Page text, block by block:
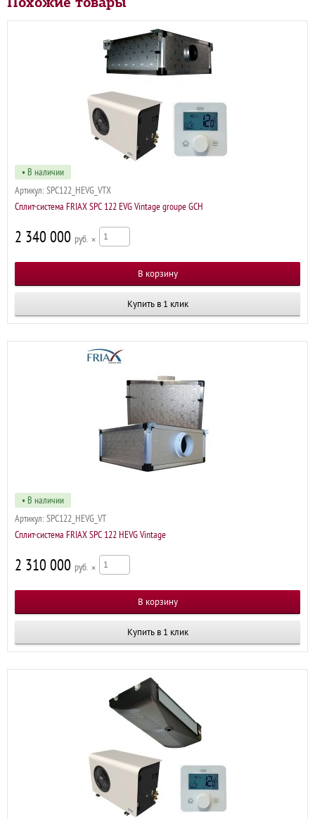
• В наличии
Артикул: SPC122_HEVG_VTX
Сплит-система FRIAX SPC 122 EVG Vintage groupe GCH
2 340 000 р ×
Купить в 1 клик
• В наличии
Артикул: SPC122_HEVG_VT
Сплит-система FRIAX SPC 122 HEVG Vintage
2 310 000 р ×
Купить в 1 клик